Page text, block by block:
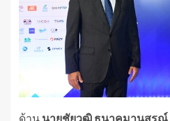
ด้าน นายชัยวุฒิ ธนาคมานุสรณ์